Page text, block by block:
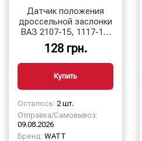
Датчик положения
дроссельной заслонки
ВАЗ 2107-15, 1117-19,
DAEWOO LANOS,
SENS, ЗАЗ 1102 н/о,
WATT
128 грн.
Купить
Осталось: 2 шт.
Отправка/Самовывоз:
09.08.2026
Бренд: WATT